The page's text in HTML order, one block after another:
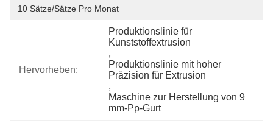
10 Sätze/Sätze Pro Monat
Hervorheben:
Produktionslinie für
Kunststoffextrusion
,
Produktionslinie mit hoher
Präzision für Extrusion
,
Maschine zur Herstellung von 9
mm-Pp-Gurt